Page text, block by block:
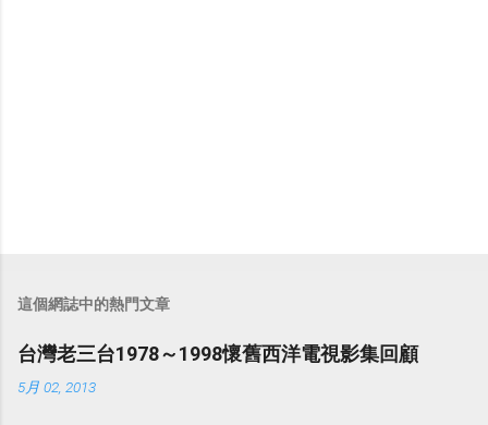
這個網誌中的熱門文章
台灣老三台1978～1998懷舊西洋電視影集回顧
5月 02, 2013